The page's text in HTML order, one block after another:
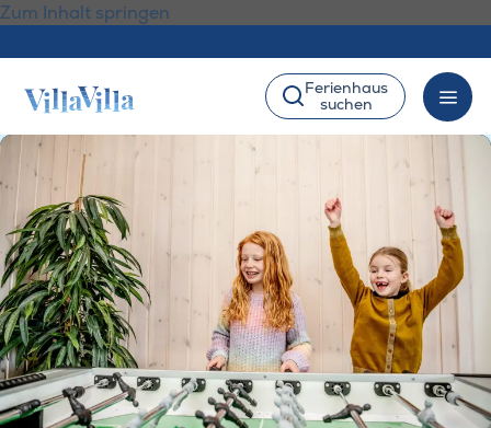
Zum Inhalt springen
Ferienhaus
suchen